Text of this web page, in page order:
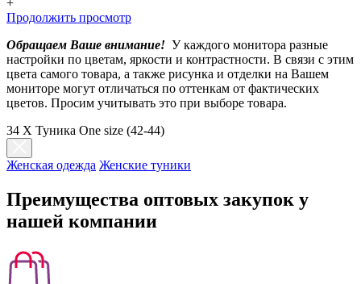
Продолжить просмотр
Обращаем Ваше внимание! У каждого монитора разные
настройки по цветам, яркости и контрастности. В связи с этим
цвета самого товара, а также рисунка и отделки на Вашем
мониторе могут отличаться по оттенкам от фактических
цветов. Просим учитывать это при выборе товара.
34 X Туника One size (42-44)
Женская одежда Женские туники
Преимущества оптовых закупок у
нашей компании